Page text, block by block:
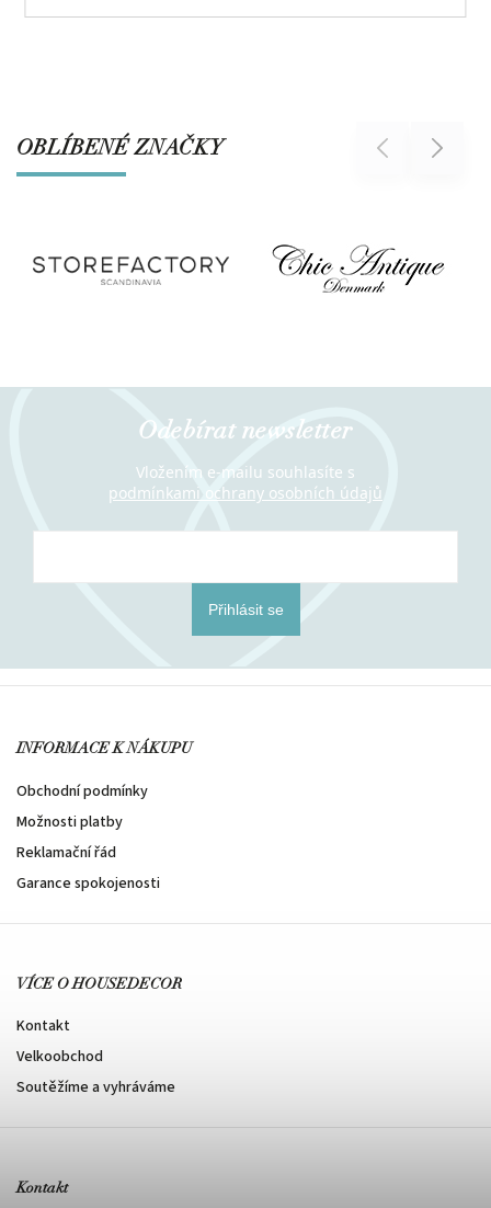
OBLÍBENÉ ZNAČKY Previous Next
Odebírat newsletter
Vložením e-mailu souhlasíte s
podmínkami ochrany osobních údajů
Přihlásit se
INFORMACE K NÁKUPU
Obchodní podmínky
Možnosti platby
Reklamační řád
Garance spokojenosti
VÍCE O HOUSEDECOR
Kontakt
Velkoobchod
Soutěžíme a vyhráváme
Kontakt